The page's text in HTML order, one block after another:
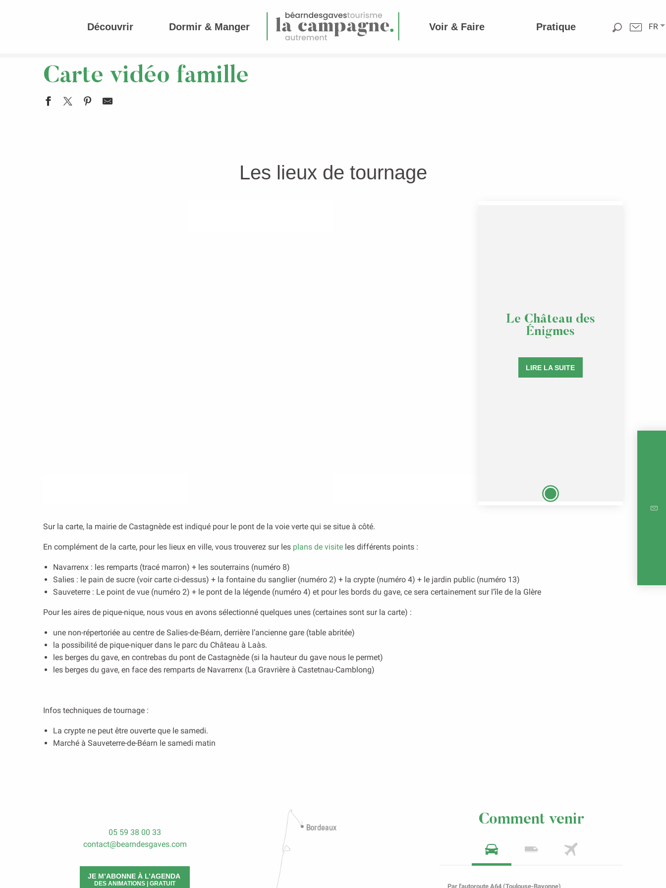
FR
Découvrir Dormir & Manger Voir & Faire Pratique
Carte vidéo famille
Les lieux de tournage
Le Château des
Énigmes
LIRE LA SUITE
Sur la carte, la mairie de Castagnède est indiqué pour le pont de la voie verte qui se situe à côté.
En complément de la carte, pour les lieux en ville, vous trouverez sur les plans de visite les différents points :
Navarrenx : les remparts (tracé marron) + les souterrains (numéro 8)
Salies : le pain de sucre (voir carte ci-dessus) + la fontaine du sanglier (numéro 2) + la crypte (numéro 4) + le jardin public (numéro 13)
Sauveterre : Le point de vue (numéro 2) + le pont de la légende (numéro 4) et pour les bords du gave, ce sera certainement sur l’île de la Glère
Pour les aires de pique-nique, nous vous en avons sélectionné quelques unes (certaines sont sur la carte) :
une non-répertoriée au centre de Salies-de-Béarn, derrière l’ancienne gare (table abritée)
la possibilité de pique-niquer dans le parc du Château à Laàs.
les berges du gave, en contrebas du pont de Castagnède (si la hauteur du gave nous le permet)
les berges du gave, en face des remparts de Navarrenx (La Gravrière à Castetnau-Camblong)
Infos techniques de tournage :
La crypte ne peut être ouverte que le samedi.
Marché à Sauveterre-de-Béarn le samedi matin
05 59 38 00 33
contact@bearndesgaves.com
JE M’ABONNE À L’AGENDA
DES ANIMATIONS | GRATUIT
Comment venir
Par l'autoroute A64 (Toulouse-Bayonne)